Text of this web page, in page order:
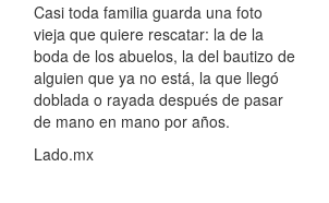
Casi toda familia guarda una foto
vieja que quiere rescatar: la de la
boda de los abuelos, la del bautizo de
alguien que ya no está, la que llegó
doblada o rayada después de pasar
de mano en mano por años.
Lado.mx